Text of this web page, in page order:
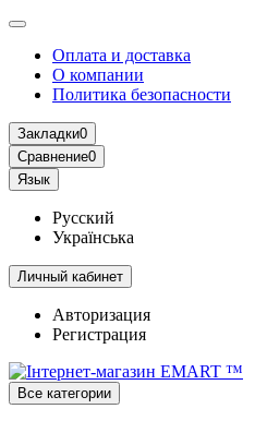
Оплата и доставка
О компании
Политика безопасности
Закладки0
Сравнение0
Язык
Русский
Українська
Личный кабинет
Авторизация
Регистрация
Все категории